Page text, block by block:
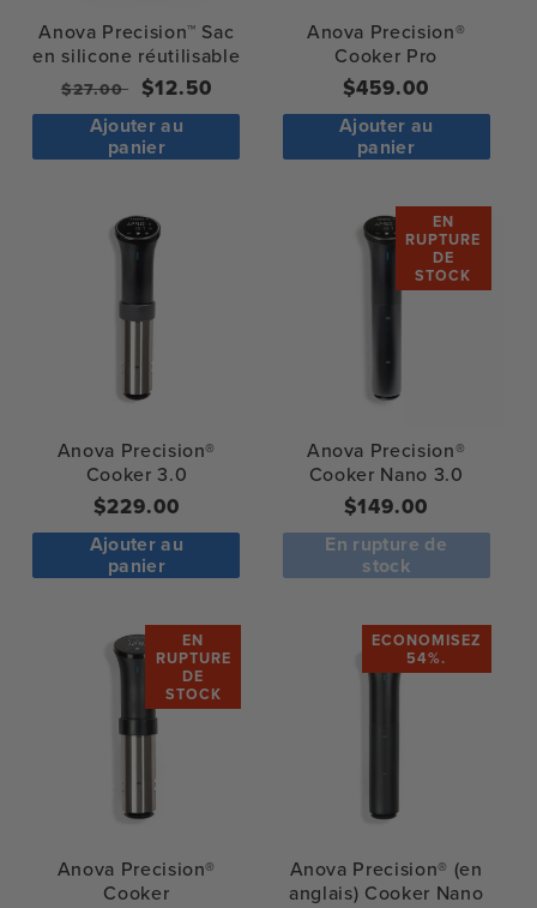
Anova Precision™ Sac
en silicone réutilisable
Prix
normal
$27.00 Prix
de
vente
$12.50
Ajouter au
panier
Anova Precision®
Cooker Pro
Prix
normal
$459.00
Ajouter au
panier
Anova Precision®
Cooker 3.0
Prix
normal
$229.00
Ajouter au
panier
EN
RUPTURE
DE
STOCK
Anova Precision®
Cooker Nano 3.0
Prix
normal
$149.00
En rupture de
stock
EN
RUPTURE
DE
STOCK
Anova Precision®
Cooker
ECONOMISEZ
54%.
Anova Precision® (en
anglais) Cooker Nano